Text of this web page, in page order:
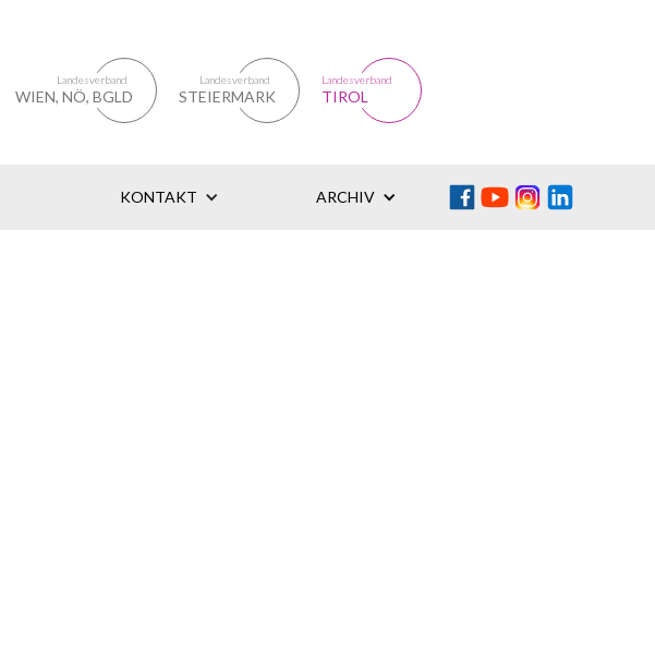
Landesverband
WIEN, NÖ, BGLD
Landesverband
STEIERMARK
Landesverband
TIROL
KONTAKT ARCHIV